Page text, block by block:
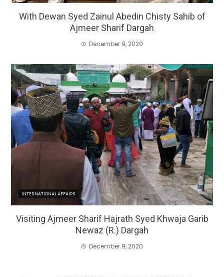
With Dewan Syed Zainul Abedin Chisty Sahib of
Ajmeer Sharif Dargah
December 9, 2020
INTERNATIONAL AFFAIRS
Visiting Ajmeer Sharif Hajrath Syed Khwaja Garib
Newaz (R.) Dargah
December 9, 2020